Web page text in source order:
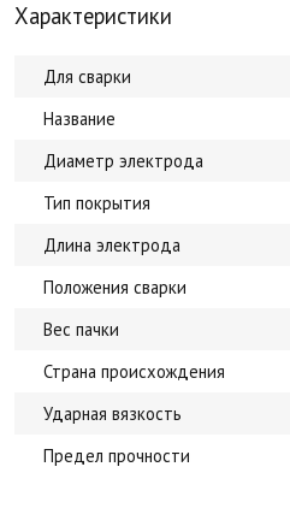
Характеристики
Для сварки
Название
Диаметр электрода
Тип покрытия
Длина электрода
Положения сварки
Вес пачки
Страна происхождения
Ударная вязкость
Предел прочности